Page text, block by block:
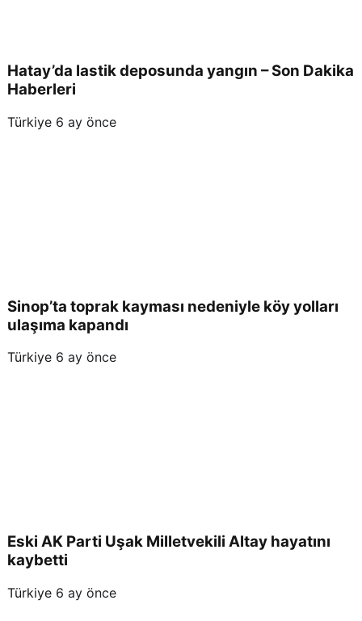
Hatay’da lastik deposunda yangın – Son Dakika
Haberleri
Türkiye 6 ay önce
Sinop’ta toprak kayması nedeniyle köy yolları
ulaşıma kapandı
Türkiye 6 ay önce
Eski AK Parti Uşak Milletvekili Altay hayatını
kaybetti
Türkiye 6 ay önce